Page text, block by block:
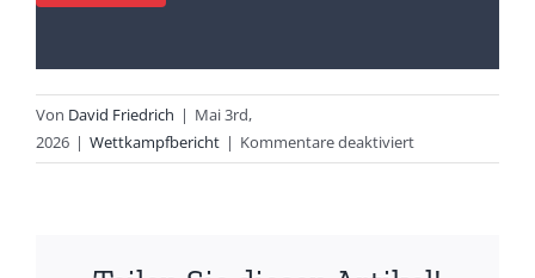
Von David Friedrich | Mai 3rd,
2026 | Wettkampfbericht | Kommentare deaktiviertfür
ABRAXAS